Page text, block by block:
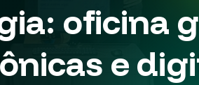
oficina
e